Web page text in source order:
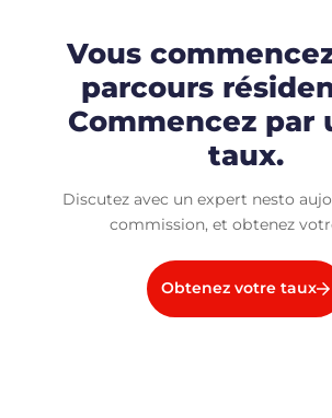
Vous
parcours
Commencez par
taux.
Discutez avec un expert nesto
commission, et obtenez
Obtenez votre taux